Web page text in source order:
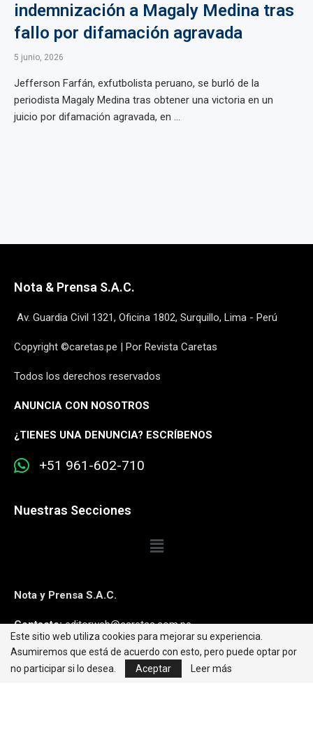
indemnización a Magaly Medina tras
fallo por difamación agravada
5 junio, 2026
Jefferson Farfán, exfutbolista peruano, se burló de la
periodista Magaly Medina tras obtener una victoria en un
juicio por difamación agravada, en ...
Nota & Prensa S.A.C.
Av. Guardia Civil 1321, Oficina 1802, Surquillo, Lima - Perú
Copyright ©caretas.pe | Por Revista Caretas
Todos los derechos reservados
ANUNCIA CON NOSOTROS
¿TIENES UNA DENUNCIA? ESCRÍBENOS
+51 961-602-710
Nuestras Secciones
Nota y Prensa S.A.C.
Contacto:editorweb@caretas.com.pe
Síguenos:
Este sitio web utiliza cookies para mejorar su experiencia.
Asumiremos que está de acuerdo con esto, pero puede optar por
no participar si lo desea.
Aceptar Leer más